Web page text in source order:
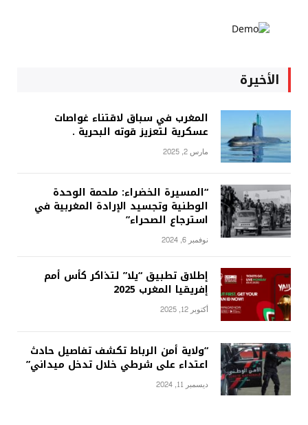
الأخيرة
المغرب في سباق لاقتناء غواصات
عسكرية لتعزيز قوته البحرية .
مارس 2, 2025
“المسيرة الخضراء: ملحمة الوحدة
الوطنية وتجسيد الإرادة المغربية في
استرجاع الصحراء”
نوفمبر 6, 2024
إطلاق تطبيق “يلا” لتذاكر كأس أمم
إفريقيا المغرب 2025
أكتوبر 12, 2025
“ولاية أمن الرباط تكشف تفاصيل حادث
اعتداء على شرطي خلال تدخل ميداني”
ديسمبر 11, 2024